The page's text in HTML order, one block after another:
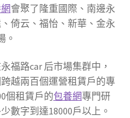
會聚了隆重國際、南邊永
倚云、福怡、新華、金永
。
福路car 后市場集群中，
越兩百個運營租賃戶的專
個租賃戶的包養網專門研
數字到達18000戶以上。